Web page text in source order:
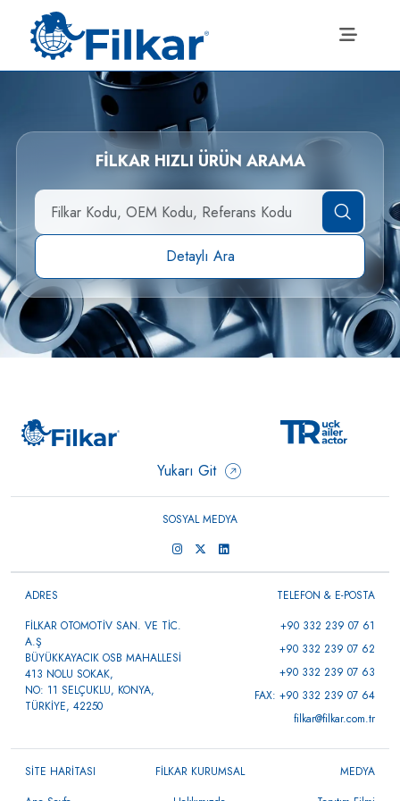
FİLKAR HIZLI ÜRÜN ARAMA
Detaylı Ara
Yukarı Git
SOSYAL MEDYA
ADRES
FİLKAR OTOMOTİV SAN. VE TİC.
A.Ş
BÜYÜKKAYACIK OSB MAHALLESİ
413 NOLU SOKAK,
NO: 11 SELÇUKLU, KONYA,
TÜRKİYE, 42250
TELEFON & E-POSTA
+90 332 239 07 61
+90 332 239 07 62
+90 332 239 07 63
FAX: +90 332 239 07 64
filkar@filkar.com.tr
SİTE HARİTASI
FİLKAR KURUMSAL
MEDYA